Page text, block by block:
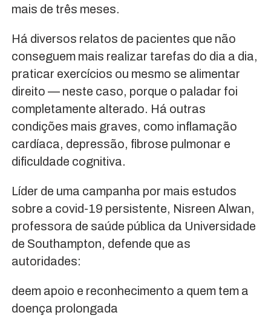
mais de três meses.
Há diversos relatos de pacientes que não
conseguem mais realizar tarefas do dia a dia,
praticar exercícios ou mesmo se alimentar
direito — neste caso, porque o paladar foi
completamente alterado. Há outras
condições mais graves, como inflamação
cardíaca, depressão, fibrose pulmonar e
dificuldade cognitiva.
Líder de uma campanha por mais estudos
sobre a covid-19 persistente, Nisreen Alwan,
professora de saúde pública da Universidade
de Southampton, defende que as
autoridades:
deem apoio e reconhecimento a quem tem a
doença prolongada